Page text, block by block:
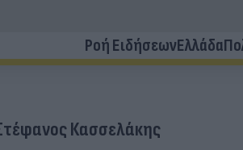
Ροή ΕιδήσεωνΕλλάδα
Κασσελάκης